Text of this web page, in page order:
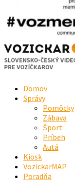
Domov
Správy
Pomôcky
Zábava
Šport
Príbeh
Autá
Kiosk
VozickarMAP
Poradňa